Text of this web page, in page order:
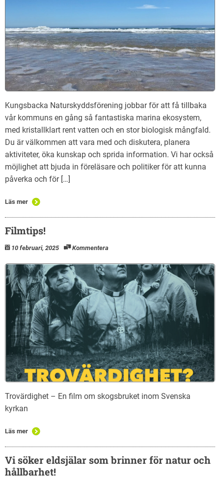
Kungsbacka Naturskyddsförening jobbar för att få tillbaka
vår kommuns en gång så fantastiska marina ekosystem,
med kristallklart rent vatten och en stor biologisk mångfald.
Du är välkommen att vara med och diskutera, planera
aktiviteter, öka kunskap och sprida information. Vi har också
möjlighet att bjuda in föreläsare och politiker för att kunna
påverka och för […]
Läs mer
Filmtips!
10 februari, 2025 Kommentera
Trovärdighet – En film om skogsbruket inom Svenska
kyrkan
Läs mer
Vi söker eldsjälar som brinner för natur och
hållbarhet!